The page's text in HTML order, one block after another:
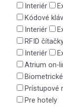
Interiér
Kódové
Interiér
RFID
Interiér
Atrium on-
Prístupové
Pre hotely